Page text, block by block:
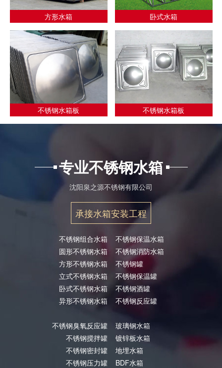
方形水箱 卧式水箱
不锈钢水箱板 不锈钢水箱板
专业不锈钢水箱
沈阳泉之源不锈钢有限公司
承接水箱安装工程
不锈钢组合水箱
圆形不锈钢水箱
方形不锈钢水箱
立式不锈钢水箱
卧式不锈钢水箱
异形不锈钢水箱
不锈钢臭氧反应罐
不锈钢搅拌罐
不锈钢密封罐
不锈钢压力罐
不锈钢保温水箱
不锈钢消防水箱
不锈钢罐
不锈钢保温罐
不锈钢酒罐
不锈钢反应罐
玻璃钢水箱
镀锌板水箱
地埋水箱
BDF水箱